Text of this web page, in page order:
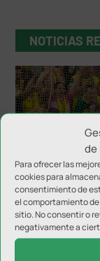
de
Para ofrecer las
cookies para
consentimiento de
el comportamiento
sitio. No consentir o
negativamente a
NOTICIAS
Inter JP